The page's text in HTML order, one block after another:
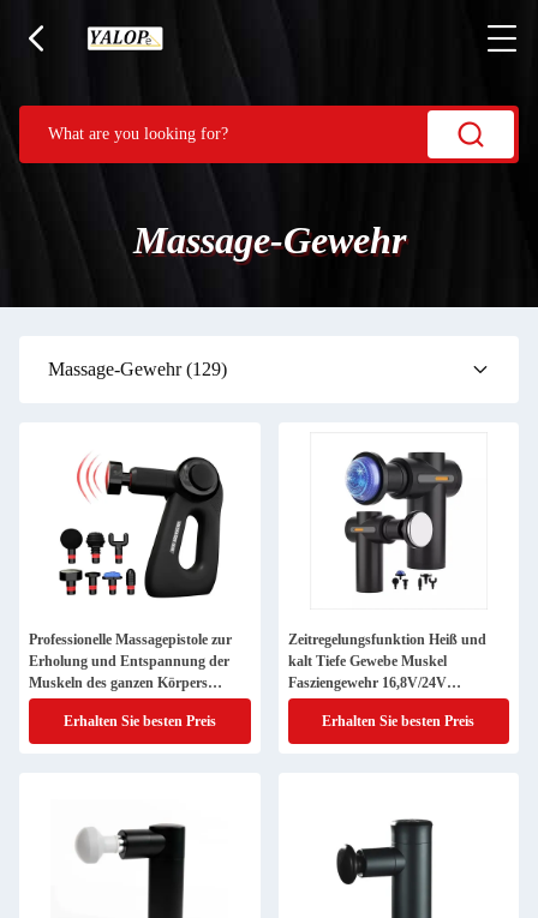
Massage-Gewehr
Massage-Gewehr(129)
Professionelle Massagepistole zur
Erholung und Entspannung der
Muskeln des ganzen Körpers
229*247*105 mm
Erhalten Sie besten Preis
Zeitregelungsfunktion Heiß und
kalt Tiefe Gewebe Muskel
Fasziengewehr 16,8V/24V
Spannung
Erhalten Sie besten Preis